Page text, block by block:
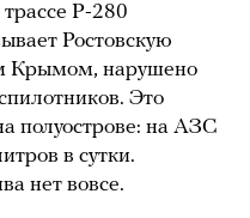
Р-280
Ростовскую
Крымом, нарушено
Это
полуострове: на АЗС
в сутки.
нет вовсе.